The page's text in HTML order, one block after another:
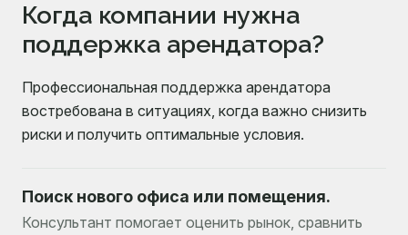
Когда компании нужна
поддержка арендатора?
Профессиональная поддержка арендатора
востребована в ситуациях, когда важно снизить
риски и получить оптимальные условия.
Поиск нового офиса или помещения.
Консультант помогает оценить рынок, сравнить